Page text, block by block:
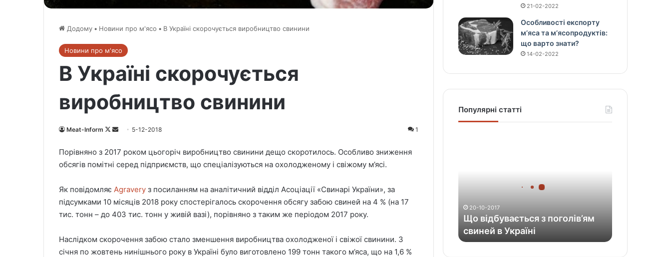
Додому • Новини про м'ясо • В Україні скорочується виробництво свинини
Новини про м'ясо
В Україні скорочується
виробництво свинини
Meat-Inform
F
l
l
w
o
n
n
d
n
e
m
i
l
5-12-2018 1
Порівняно з 2017 роком цьогоріч виробництво свинини дещо скоротилось. Особливо зниження
обсягів помітні серед підприємств, що спеціалізуються на охолодженому і свіжому м’ясі.
Як повідомляє Agravery з посиланням на аналітичний відділ Асоціації «Свинарі України», за
підсумками 10 місяців 2018 року спостерігалось скорочення обсягу забою свиней на 4 % (на 17
тис. тонн – до 403 тис. тонн у живій вазі), порівняно з таким же періодом 2017 року.
Наслідком скорочення забою стало зменшення виробництва охолодженої і свіжої свинини. З
січня по жовтень нинішнього року в Україні було виготовлено 199 тонн такого м’яса, що на 1,6 %
21-02-2022
Особливості експорту
м’яса та м’ясопродуктів:
що варто знати?
14-02-2022
Популярні статті
т
20-10-2017
Що відбувається з поголів’ям
свиней в Україні